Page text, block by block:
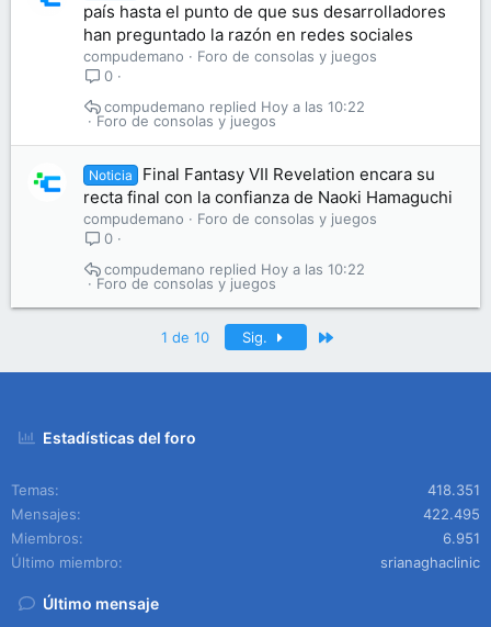
país hasta el punto de que sus desarrolladores
han preguntado la razón en redes sociales
compudemano
Foro de consolas y juegos
0
Foro de consolas y juegos
Hoy a las 10:22
compudemano
Noticia
Final Fantasy VII Revelation encara su
recta final con la confianza de Naoki Hamaguchi
compudemano
Foro de consolas y juegos
0
Foro de consolas y juegos
Hoy a las 10:22
compudemano
1 de 10 Sig.
Estadísticas del foro
Temas
418.351
Mensajes
422.495
Miembros
6.951
Último miembro
srianaghaclinic
Último mensaje